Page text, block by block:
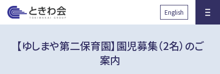
と
きわ会
English
【ゆしまや第二保育園】園児募集（2名）のご
案内